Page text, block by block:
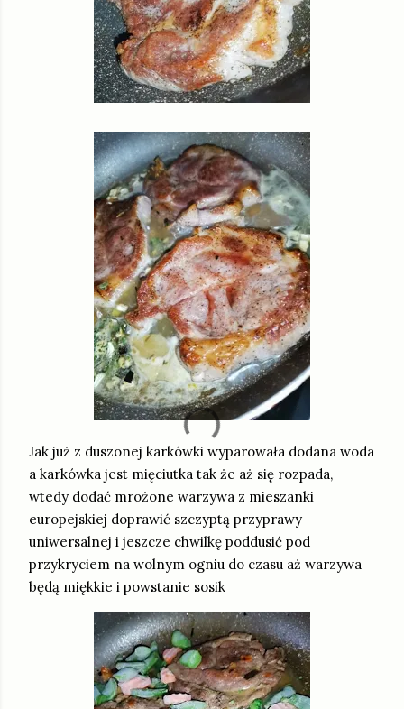
Jak już z duszonej karkówki wyparowała dodana woda
a karkówka jest mięciutka tak że aż się rozpada,
wtedy dodać mrożone warzywa z mieszanki
europejskiej doprawić szczyptą przyprawy
uniwersalnej i jeszcze chwilkę poddusić pod
przykryciem na wolnym ogniu do czasu aż warzywa
będą miękkie i powstanie sosik